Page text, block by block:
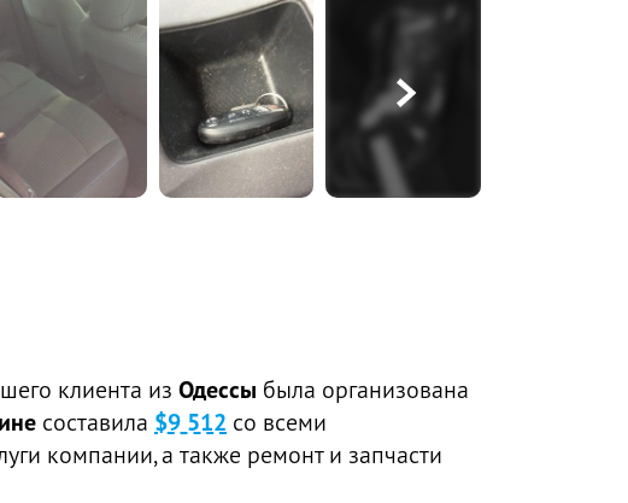
клиента из Одессы была организована
составила $9 512 со всеми
компании, а также ремонт и запчасти